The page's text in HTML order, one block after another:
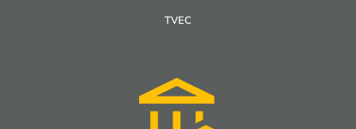
TVEC